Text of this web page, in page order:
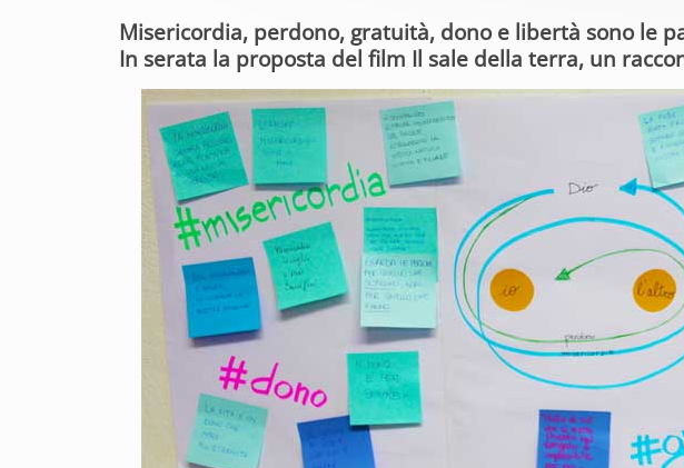
Misericordia, perdono, gratuità, dono e libertà sono le
In serata la proposta del film Il sale della terra, un